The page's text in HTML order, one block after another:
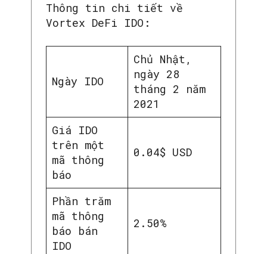
Thông tin chi tiết về
Vortex DeFi IDO:
Ngày IDO
Chủ Nhật,
ngày 28
tháng 2 năm
2021
Giá IDO
trên một
mã thông
báo
0.04$ USD
Phần trăm
mã thông
báo bán
IDO
2.50%